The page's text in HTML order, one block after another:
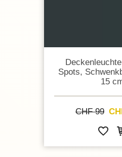
Spots,
15
CHF 99